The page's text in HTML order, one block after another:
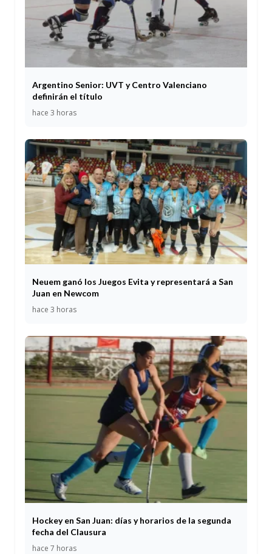
Argentino Senior: UVT y Centro Valenciano
definirán el título
hace 3 horas
Neuem ganó los Juegos Evita y representará a San
Juan en Newcom
hace 3 horas
Hockey en San Juan: días y horarios de la segunda
fecha del Clausura
hace 7 horas